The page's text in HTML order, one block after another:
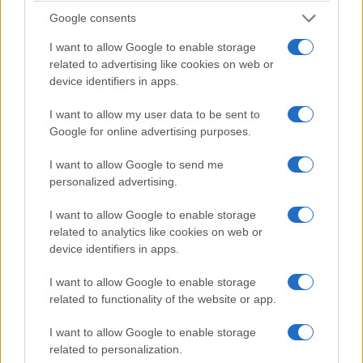
Google consents
I want to allow Google to enable storage
related to advertising like cookies on web or
device identifiers in apps.
I want to allow my user data to be sent to
Google for online advertising purposes.
I want to allow Google to send me
personalized advertising.
I want to allow Google to enable storage
related to analytics like cookies on web or
device identifiers in apps.
I want to allow Google to enable storage
related to functionality of the website or app.
I want to allow Google to enable storage
related to personalization.
tubos. Una pieza de arquitectura medieval
verdaderamente impresionante, representativa
del corazón de Salzburgo, el castillo de
Hohensalzburg es una de las principales
6. Palacio Imperial de Hofburg
Una de lasatracciones más
de Hofburg. Se trata de un complejo que sirvió
como residencia real oficial de los Habsburgo
construyó por etapas, agregando lugares como
las caballerizas, la biblioteca y la Escuela
Española de Equitación a medida que el poder y
el dinero acumulados para los Habsburgo. Desde